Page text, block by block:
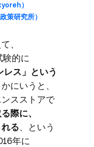
）
策研究所）
、​
験的に​
レス」と​いう​
に​いうと、​
スストアで
際に、​
る、と​いう​
年に​